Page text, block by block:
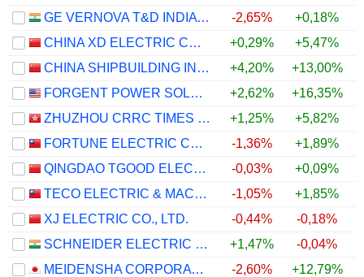
GE VERNOVA T&D INDIA LIMITED
-2,65% +0,18%
CHINA XD ELECTRIC CO., LTD
+0,29% +5,47%
CHINA SHIPBUILDING INDUSTRY GROUP POWER CO., LTD.
+4,20% +13,00%
FORGENT POWER SOLUTIONS, INC.
+2,62% +16,35%
ZHUZHOU CRRC TIMES ELECTRIC CO., LTD.
+1,25% +5,82%
FORTUNE ELECTRIC CO., LTD.
-1,36% +1,89%
QINGDAO TGOOD ELECTRIC CO., LTD.
-0,03% +0,09%
TECO ELECTRIC & MACHINERY CO., LTD.
-1,05% +1,85%
XJ ELECTRIC CO., LTD.
-0,44% -0,18%
SCHNEIDER ELECTRIC INFRASTRUCTURE LIMITED
+1,47% -0,04%
MEIDENSHA CORPORATION
-2,60% +12,79%